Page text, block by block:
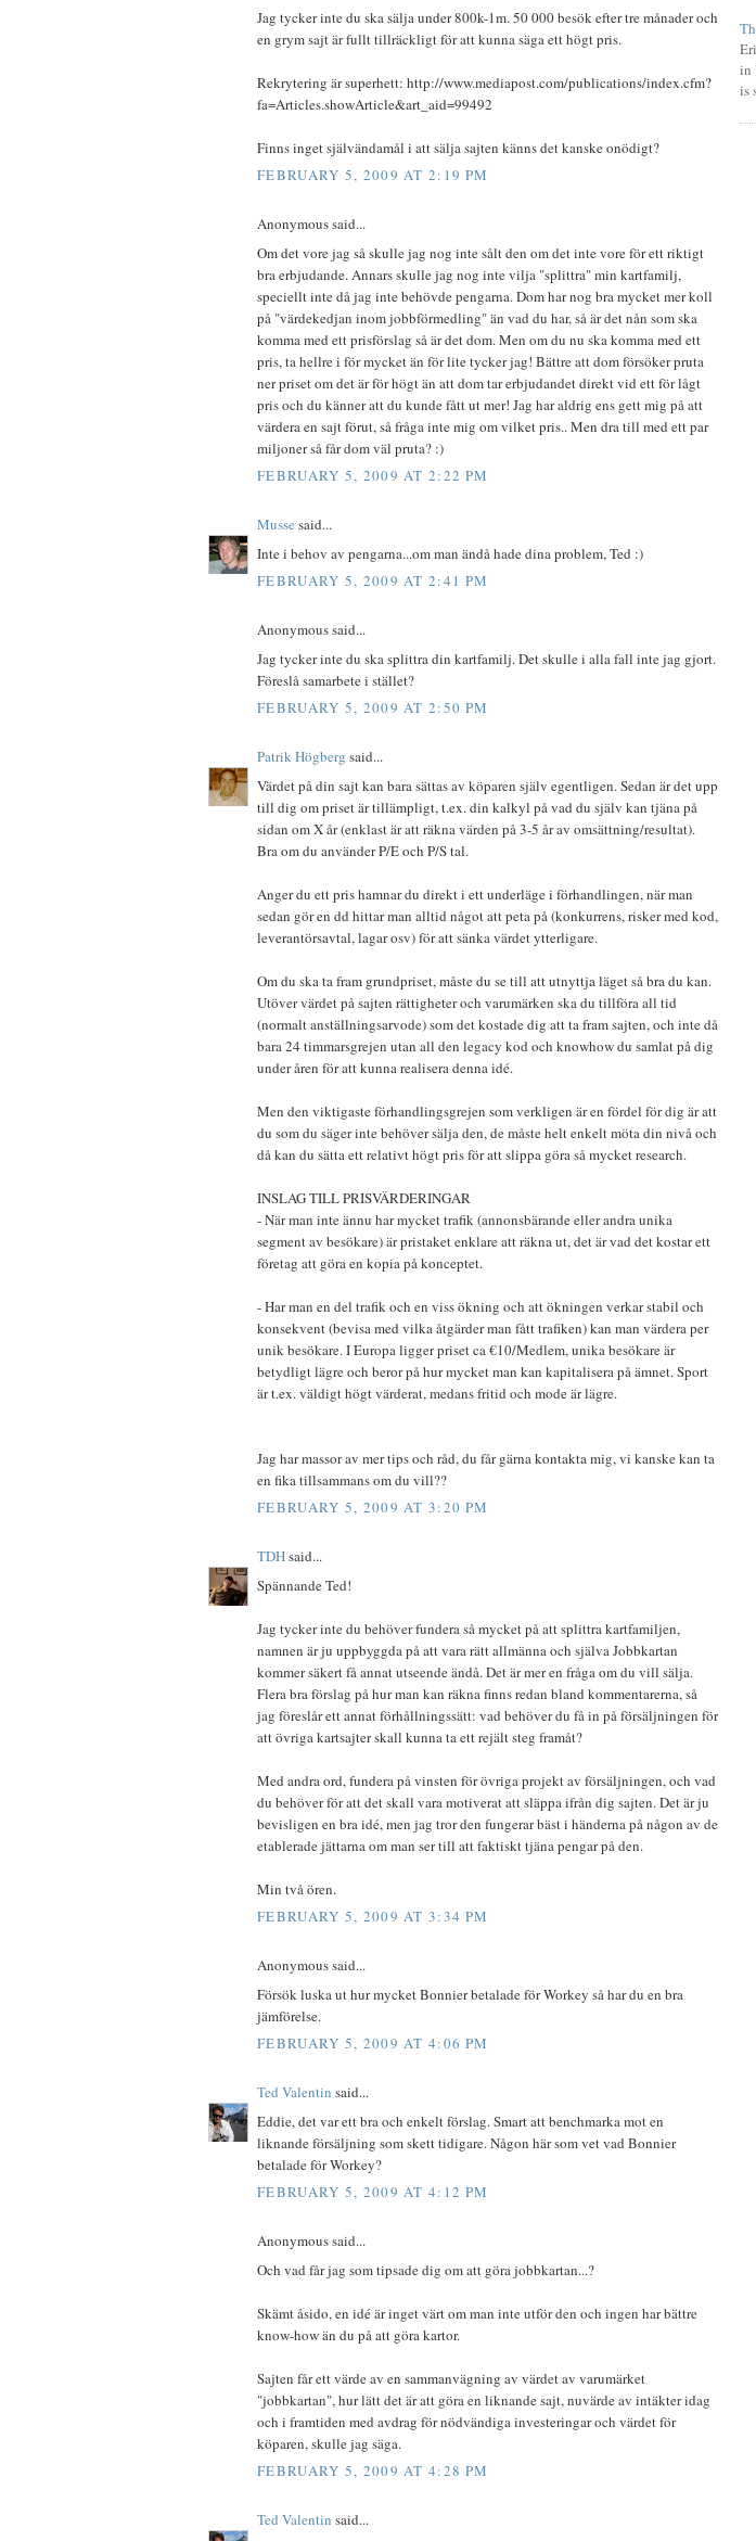
Jag tycker inte du ska sälja under 800k-1m. 50 000 besök efter tre månader och
en grym sajt är fullt tillräckligt för att kunna säga ett högt pris.
Rekrytering är superhett: http://www.mediapost.com/publications/index.cfm?
fa=Articles.showArticle&art_aid=99492
Finns inget självändamål i att sälja sajten känns det kanske onödigt?
FEBRUARY 5, 2009 AT 2:19 PM
Anonymous said...
Om det vore jag så skulle jag nog inte sålt den om det inte vore för ett riktigt
bra erbjudande. Annars skulle jag nog inte vilja "splittra" min kartfamilj,
speciellt inte då jag inte behövde pengarna. Dom har nog bra mycket mer koll
på "värdekedjan inom jobbförmedling" än vad du har, så är det nån som ska
komma med ett prisförslag så är det dom. Men om du nu ska komma med ett
pris, ta hellre i för mycket än för lite tycker jag! Bättre att dom försöker pruta
ner priset om det är för högt än att dom tar erbjudandet direkt vid ett för lågt
pris och du känner att du kunde fått ut mer! Jag har aldrig ens gett mig på att
värdera en sajt förut, så fråga inte mig om vilket pris.. Men dra till med ett par
miljoner så får dom väl pruta? :)
FEBRUARY 5, 2009 AT 2:22 PM
Musse said...
Inte i behov av pengarna...om man ändå hade dina problem, Ted :)
FEBRUARY 5, 2009 AT 2:41 PM
Anonymous said...
Jag tycker inte du ska splittra din kartfamilj. Det skulle i alla fall inte jag gjort.
Föreslå samarbete i stället?
FEBRUARY 5, 2009 AT 2:50 PM
Patrik Högberg said...
Värdet på din sajt kan bara sättas av köparen själv egentligen. Sedan är det upp
till dig om priset är tillämpligt, t.ex. din kalkyl på vad du själv kan tjäna på
sidan om X år (enklast är att räkna värden på 3-5 år av omsättning/resultat).
Bra om du använder P/E och P/S tal.
Anger du ett pris hamnar du direkt i ett underläge i förhandlingen, när man
sedan gör en dd hittar man alltid något att peta på (konkurrens, risker med kod,
leverantörsavtal, lagar osv) för att sänka värdet ytterligare.
Om du ska ta fram grundpriset, måste du se till att utnyttja läget så bra du kan.
Utöver värdet på sajten rättigheter och varumärken ska du tillföra all tid
(normalt anställningsarvode) som det kostade dig att ta fram sajten, och inte då
bara 24 timmarsgrejen utan all den legacy kod och knowhow du samlat på dig
under åren för att kunna realisera denna idé.
Men den viktigaste förhandlingsgrejen som verkligen är en fördel för dig är att
du som du säger inte behöver sälja den, de måste helt enkelt möta din nivå och
då kan du sätta ett relativt högt pris för att slippa göra så mycket research.
INSLAG TILL PRISVÄRDERINGAR
- När man inte ännu har mycket trafik (annonsbärande eller andra unika
segment av besökare) är pristaket enklare att räkna ut, det är vad det kostar ett
företag att göra en kopia på konceptet.
- Har man en del trafik och en viss ökning och att ökningen verkar stabil och
konsekvent (bevisa med vilka åtgärder man fått trafiken) kan man värdera per
unik besökare. I Europa ligger priset ca €10/Medlem, unika besökare är
betydligt lägre och beror på hur mycket man kan kapitalisera på ämnet. Sport
är t.ex. väldigt högt värderat, medans fritid och mode är lägre.
Jag har massor av mer tips och råd, du får gärna kontakta mig, vi kanske kan ta
en fika tillsammans om du vill??
FEBRUARY 5, 2009 AT 3:20 PM
TDHsaid...
Spännande Ted!
Jag tycker inte du behöver fundera så mycket på att splittra kartfamiljen,
namnen är ju uppbyggda på att vara rätt allmänna och själva Jobbkartan
kommer säkert få annat utseende ändå. Det är mer en fråga om du vill sälja.
Flera bra förslag på hur man kan räkna finns redan bland kommentarerna, så
jag föreslår ett annat förhållningssätt: vad behöver du få in på försäljningen för
att övriga kartsajter skall kunna ta ett rejält steg framåt?
Med andra ord, fundera på vinsten för övriga projekt av försäljningen, och vad
du behöver för att det skall vara motiverat att släppa ifrån dig sajten. Det är ju
bevisligen en bra idé, men jag tror den fungerar bäst i händerna på någon av de
etablerade jättarna om man ser till att faktiskt tjäna pengar på den.
Min två ören.
FEBRUARY 5, 2009 AT 3:34 PM
Anonymous said...
Försök luska ut hur mycket Bonnier betalade för Workey så har du en bra
jämförelse.
FEBRUARY 5, 2009 AT 4:06 PM
Ted Valentin said...
Eddie, det var ett bra och enkelt förslag. Smart att benchmarka mot en
liknande försäljning som skett tidigare. Någon här som vet vad Bonnier
betalade för Workey?
FEBRUARY 5, 2009 AT 4:12 PM
Anonymous said...
Och vad får jag som tipsade dig om att göra jobbkartan...?
Skämt åsido, en idé är inget värt om man inte utför den och ingen har bättre
know-how än du på att göra kartor.
Sajten får ett värde av en sammanvägning av värdet av varumärket
"jobbkartan", hur lätt det är att göra en liknande sajt, nuvärde av intäkter idag
och i framtiden med avdrag för nödvändiga investeringar och värdet för
köparen, skulle jag säga.
FEBRUARY 5, 2009 AT 4:28 PM
Ted Valentin said...
in
is